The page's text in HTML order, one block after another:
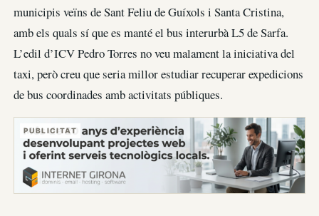
municipis veïns de Sant Feliu de Guíxols i Santa Cristina,
amb els quals sí que es manté el bus interurbà L5 de Sarfa.
L’edil d’ICV Pedro Torres no veu malament la iniciativa del
taxi, però creu que seria millor estudiar recuperar expedicions
de bus coordinades amb activitats públiques.
PUBLICITAT